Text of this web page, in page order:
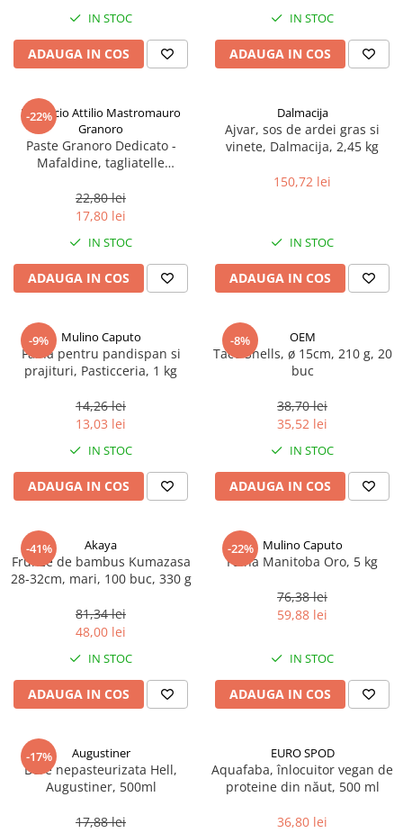
Spania / Cipru / Africa
Sare de mare din Oceanele Pacific
Sare de mare naturala din
Portugalia
Sare de roca
Sare marina
Specialitati din ulei
Terine si placinte
Uleiuri Premium
Uleiuri speciale/presate la rece
Ulei de masline extravirgin
Ulei Gegenbauer
Ulei Huilerie Beaujolaise
Ulei Wiberg Gastro
Prajitore paine
Gratare
Cesti, boluri, vesela
IN STOC
ADAUGA IN COS
IN STOC
ADAUGA IN COS
-22%
Pastificio Attilio Mastromauro
Granoro
Paste Granoro Dedicato -
Mafaldine, tagliatelle
22,80 lei
17,80 lei
IN STOC
ADAUGA IN COS
Dalmacija
Ajvar, sos de ardei gras si
vinete, Dalmacija, 2,45 kg
150,72 lei
IN STOC
ADAUGA IN COS
-9% Mulino Caputo
Faina pentru pandispan si
prajituri, Pasticceria, 1 kg
14,26 lei
13,03 lei
IN STOC
ADAUGA IN COS
-8% OEM
Taco Shells, ø 15cm, 210 g, 20
buc
38,70 lei
35,52 lei
IN STOC
ADAUGA IN COS
-41% Akaya
Frunze de bambus Kumazasa
28-32cm, mari, 100 buc, 330 g
81,34 lei
48,00 lei
IN STOC
ADAUGA IN COS
-22% Mulino Caputo
Faina Manitoba Oro, 5 kg
76,38 lei
59,88 lei
IN STOC
ADAUGA IN COS
-17% Augustiner
Bere nepasteurizata Hell,
Augustiner, 500ml
17,88 lei
EURO SPOD
Aquafaba, înlocuitor vegan de
proteine ​​din năut, 500 ml
36,80 lei